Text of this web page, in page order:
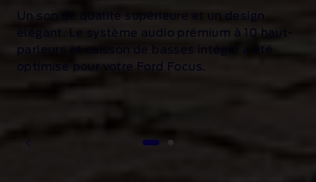
Un son de qualité supérieure et un design
élégant. Le système audio prémium à 10 haut-
parleurs et caisson de basses intégré a été
optimisé pour votre Ford Focus.